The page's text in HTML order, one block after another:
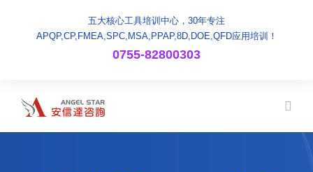
五大核心工具培训中心，30年专注
APQP,CP,FMEA,SPC,MSA,PPAP,8D,DOE,QFD应用培训！
0755-82800303